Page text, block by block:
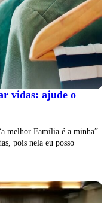
vidas: ajude o
melhor Família é a minha”.
pois nela eu posso